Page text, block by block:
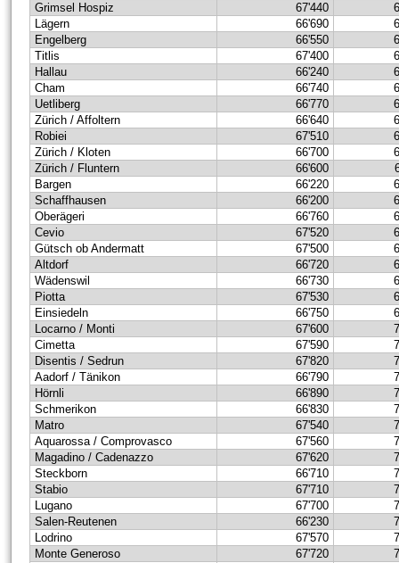
Grimsel Hospiz
67'440
Lägern
66'690
Engelberg
66'550
Titlis
67'400
Hallau
66'240
Cham
66'740
Uetliberg
66'770
Zürich / Affoltern
66'640
Robiei
67'510
Zürich / Kloten
66'700
Zürich / Fluntern
66'600
Bargen
66'220
Schaffhausen
66'200
Oberägeri
66'760
Cevio
67'520
Gütsch ob Andermatt
67'500
Altdorf
66'720
Wädenswil
66'730
Piotta
67'530
Einsiedeln
66'750
Locarno / Monti
67'600
Cimetta
67'590
Disentis / Sedrun
67'820
Aadorf / Tänikon
66'790
Hörnli
66'890
Schmerikon
66'830
Matro
67'540
Aquarossa / Comprovasco
67'560
Magadino / Cadenazzo
67'620
Steckborn
66'710
Stabio
67'710
Lugano
67'700
Salen-Reutenen
66'230
Lodrino
67'570
Monte Generoso
67'720